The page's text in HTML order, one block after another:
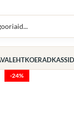
KOERADKASSID
-24%